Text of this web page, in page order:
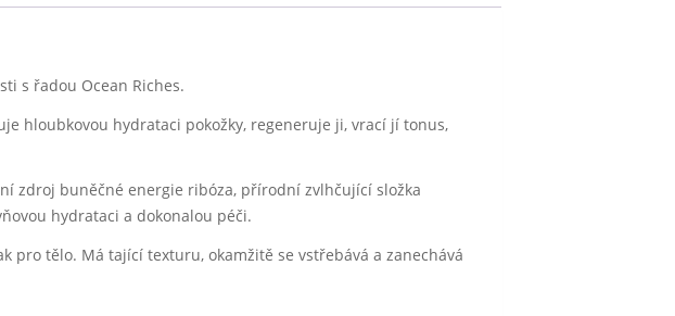
s řadou Ocean Riches.
hloubkovou hydrataci pokožky, regeneruje ji, vrací jí tonus,
zdroj buněčné energie ribóza, přírodní zvlhčující složka
hydrataci a dokonalou péči.
tělo. Má tající texturu, okamžitě se vstřebává a zanechává